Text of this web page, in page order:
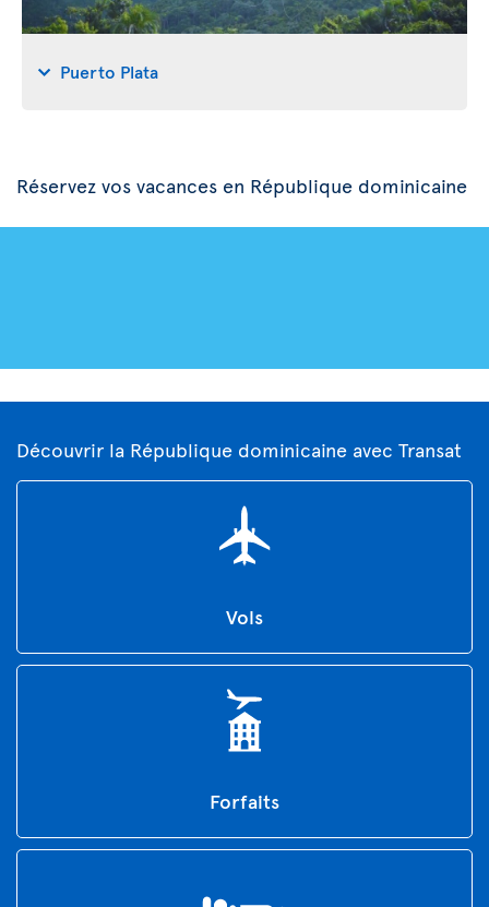
Puerto Plata
Réservez vos vacances en République dominicaine
Découvrir la République dominicaine avec Transat
Vols
Forfaits